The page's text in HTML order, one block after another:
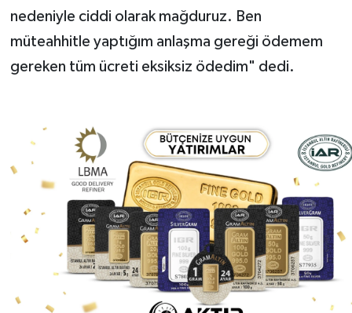
nedeniyle ciddi olarak mağduruz. Ben
müteahhitle yaptığım anlaşma gereği ödemem
gereken tüm ücreti eksiksiz ödedim" dedi.